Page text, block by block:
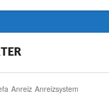
Anreiz Anreizsystem